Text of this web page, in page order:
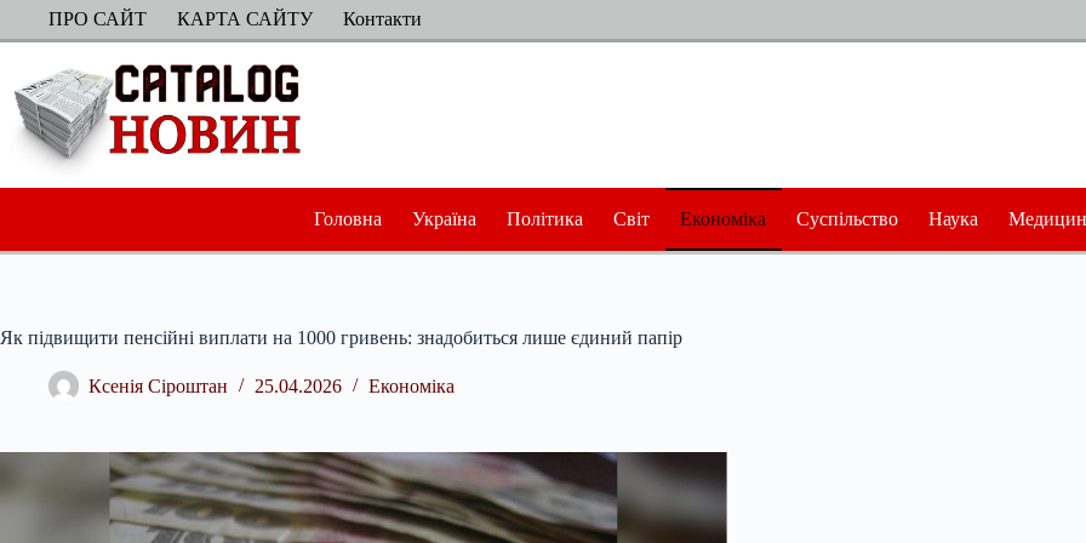
ПерейтиПРО САЙТ КАРТА САЙТУ Контакти
Головна Україна Політика Світ Економіка Суспільство Наука
Як підвищити пенсійні виплати на 1000 гривень: знадобиться лише єдиний папір
Ксенія Сіроштан 25.04.2026 Економіка